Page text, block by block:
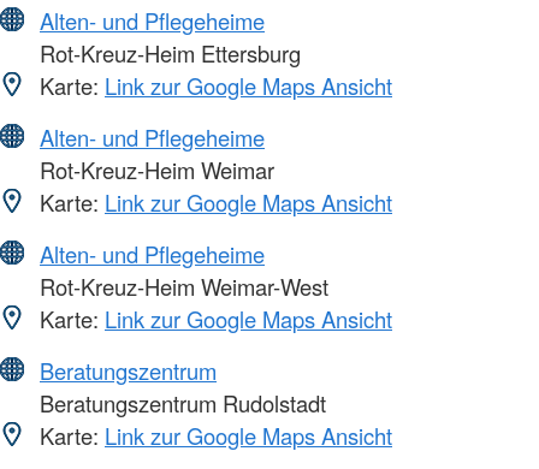
Alten- und Pflegeheime
Rot-Kreuz-Heim Ettersburg
Karte: Link zur Google Maps Ansicht
Alten- und Pflegeheime
Rot-Kreuz-Heim Weimar
Karte: Link zur Google Maps Ansicht
Alten- und Pflegeheime
Rot-Kreuz-Heim Weimar-West
Karte: Link zur Google Maps Ansicht
Beratungszentrum
Beratungszentrum Rudolstadt
Karte: Link zur Google Maps Ansicht